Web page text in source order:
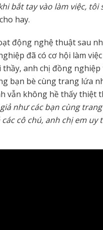
bắt tay vào làm việc,
hay.
động nghệ thuật sau
đã có cơ hội làm
anh chị đồng nghiệp
bạn bè cùng trang lứa
vẫn không hề thấy thiệt
như các bạn cùng
cô chú, anh chị em uy